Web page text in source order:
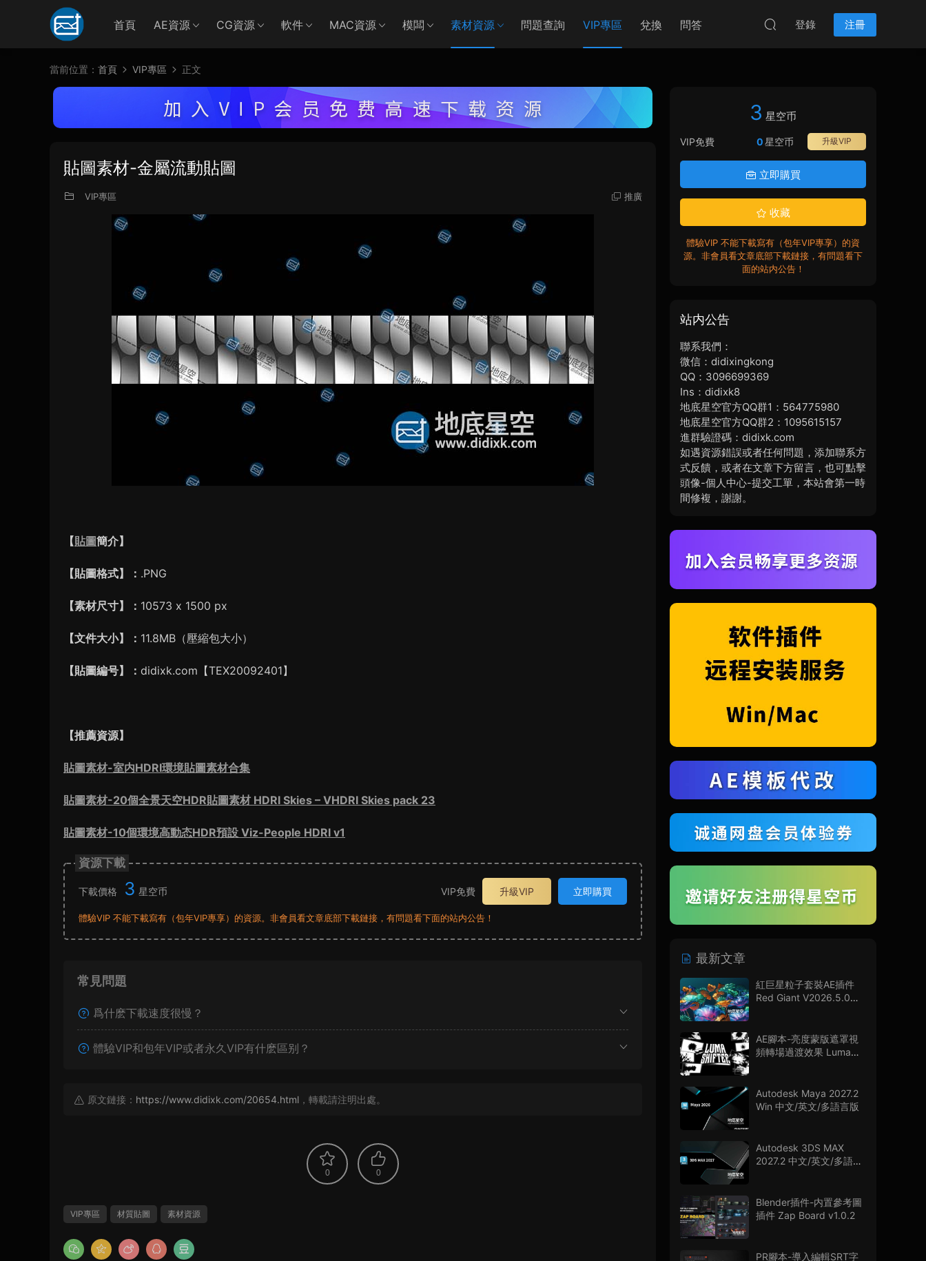
首頁 AE資源 CG資源 軟件 MAC資源 模闆 素材資源 問題查詢 VIP專區 兌換 問答 登錄 注冊
當前位置： 首頁 VIP專區 正文
貼圖素材-金屬流動貼圖
VIP專區 推廣
【貼圖簡介】
【貼圖格式】： .PNG
【素材尺寸】： 10573 x 1500 px
【文件大小】： 11.8MB（壓縮包大小）
【貼圖編号】： didixk.com【TEX20092401】
【推薦資源】
貼圖素材-室内HDRI環境貼圖素材合集
貼圖素材-20個全景天空HDR貼圖素材 HDRI Skies – VHDRI Skies pack 23
貼圖素材-10個環境高動态HDR預設 Viz-People HDRI v1
資源下載
下載價格 3 星空币 VIP免費 升級VIP 立即購買
體驗VIP 不能下載寫有（包年VIP專享）的資源。非會員看文章底部下載鏈接，有問題看下面的站内公告！
常見問題
爲什麽下載速度很慢？
體驗VIP和包年VIP或者永久VIP有什麽區别？
原文鏈接： https://www.didixk.com/20654.html ，轉載請注明出處。
0 0
VIP專區 材質貼圖 素材資源
3 星空币
VIP免費 升級VIP
0星空币
立即購買
收藏
體驗VIP 不能下載寫有（包年VIP專享）的資
源。非會員看文章底部下載鏈接，有問題看下
面的站内公告！
站内公告
聯系我們：
微信：didixingkong
QQ：3096699369
Ins：didixk8
地底星空官方QQ群1：564775980
地底星空官方QQ群2：1095615157
進群驗證碼：didixk.com
如遇資源錯誤或者任何問題，添加聯系方
式反饋，或者在文章下方留言，也可點擊
頭像-個人中心-提交工單，本站會第一時
間修複，謝謝。
最新文章
紅巨星粒子套裝AE插件
Red Giant V2026.5.0
Bullet + VFX Suit
AE腳本-亮度蒙版遮罩視
頻轉場過渡效果 Luma
Autodesk Maya 2027.2
Win 中文/英文/多語言版
Autodesk 3DS MAX
2027.2 中文/英文/多語言
Blender插件-内置參考圖
插件 Zap Board v1.0.2
PR腳本-導入編輯SRT字